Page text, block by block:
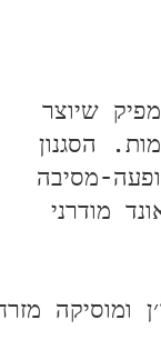
שיוצר
הסגנון
מסיבה
מודרני
מזרח